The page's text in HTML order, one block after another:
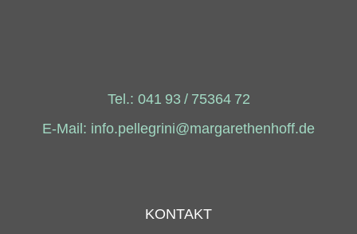
Tel.: 041 93 / 75364 72
E-Mail: info.pellegrini@margarethenhoff.de
KONTAKT